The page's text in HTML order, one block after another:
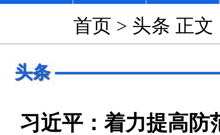
首页 > 头条 正文
头条
习近平：着力提高防